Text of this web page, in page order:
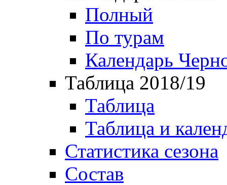
Полный
По турам
Календарь
Таблица 2018/19
Таблица
Таблица и
Статистика сезона
Состав